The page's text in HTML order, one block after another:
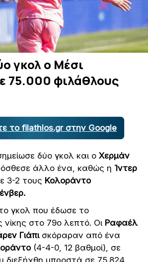
γκολ ο Μέσι
75.000 φιλάθλους
το filathlos.gr στην Google
δύο γκολ και ο Χερμάν
άλλο ένα, καθώς η Ίντερ
3-2 τους Κολοράντο
γκολ που έδωσε το
στο 79ο λεπτό. Οι Ραφαέλ
Γιάπισκόραραν από ένα
(4-4-0, 12 βαθμοί), σε